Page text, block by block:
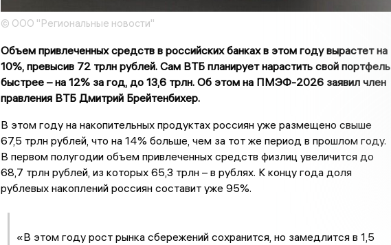
© ООО "Региональные новости"
Объем привлеченных средств в российских банках в этом году вырастет на
10%, превысив 72 трлнрублей. Сам ВТБ планирует нарастить свой портфель
быстрее – на 12% за год, до 13,6 трлн. Об этом на ПМЭФ-2026 заявил член
правления ВТБ Дмитрий Брейтенбихер.
В этом году на накопительных продуктах россиян уже размещено свыше
67,5 трлн рублей, что на 14% больше, чем за тот же период в прошлом году.
В первом полугодии объем привлеченных средств физлиц увеличится до
68,7 трлн рублей, из которых 65,3 трлн – в рублях. К концу года доля
рублевых накоплений россиян составит уже 95%.
«В этом году рост рынка сбережений сохранится, но замедлится в 1,5